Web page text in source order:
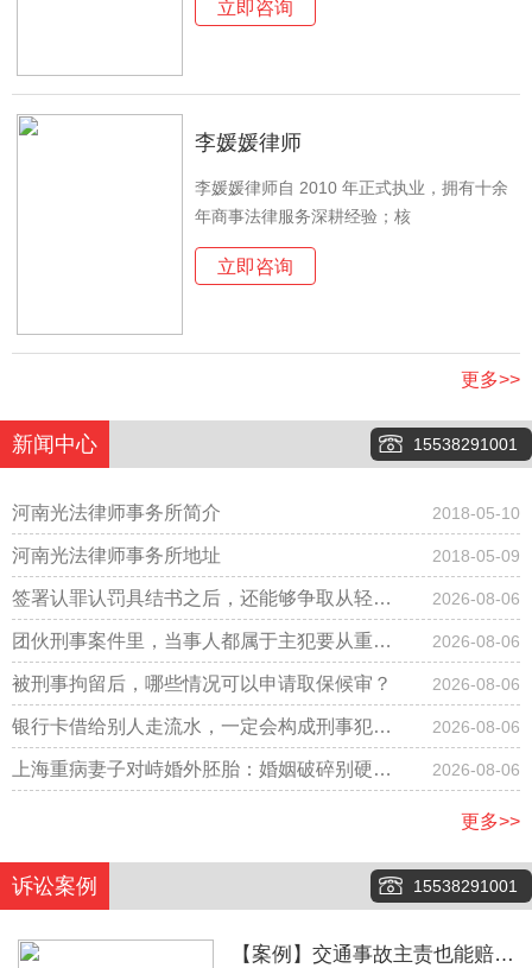
立即咨询
李媛媛律师
李媛媛律师自 2010 年正式执业，拥有十余
年商事法律服务深耕经验；核
立即咨询
更多>>
新闻中心 15538291001
河南光法律师事务所简介 2018-05-10
河南光法律师事务所地址 2018-05-09
签署认罪认罚具结书之后，还能够争取从轻改
判吗？
2026-08-06
团伙刑事案件里，当事人都属于主犯要从重判
刑吗？
2026-08-06
被刑事拘留后，哪些情况可以申请取保候审？ 2026-08-06
银行卡借给别人走流水，一定会构成刑事犯罪
吗？
2026-08-06
上海重病妻子对峙婚外胚胎：婚姻破碎别硬 2026-08-06
更多>>
诉讼案例 15538291001
【案例】交通事故主责也能赔！